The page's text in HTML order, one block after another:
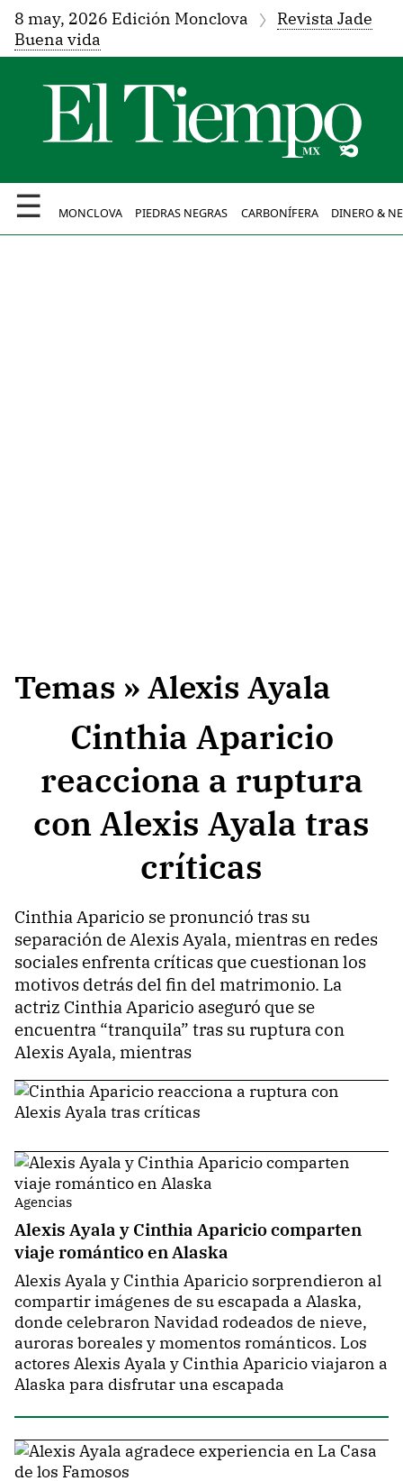
8 may, 2026 Edición Monclova
Revista Jade
Buena vida
☰ MONCLOVA PIEDRAS NEGRAS CARBONÍFERA DINERO &
Temas » Alexis Ayala
Cinthia Aparicio
reacciona a ruptura
con Alexis Ayala tras
críticas
Cinthia Aparicio se pronunció tras su
separación de Alexis Ayala, mientras en redes
sociales enfrenta críticas que cuestionan los
motivos detrás del fin del matrimonio. La
actriz Cinthia Aparicio aseguró que se
encuentra “tranquila” tras su ruptura con
Alexis Ayala, mientras
Agencias
Alexis Ayala y Cinthia Aparicio comparten
viaje romántico en Alaska
Alexis Ayala y Cinthia Aparicio sorprendieron al
compartir imágenes de su escapada a Alaska,
donde celebraron Navidad rodeados de nieve,
auroras boreales y momentos románticos. Los
actores Alexis Ayala y Cinthia Aparicio viajaron a
Alaska para disfrutar una escapada